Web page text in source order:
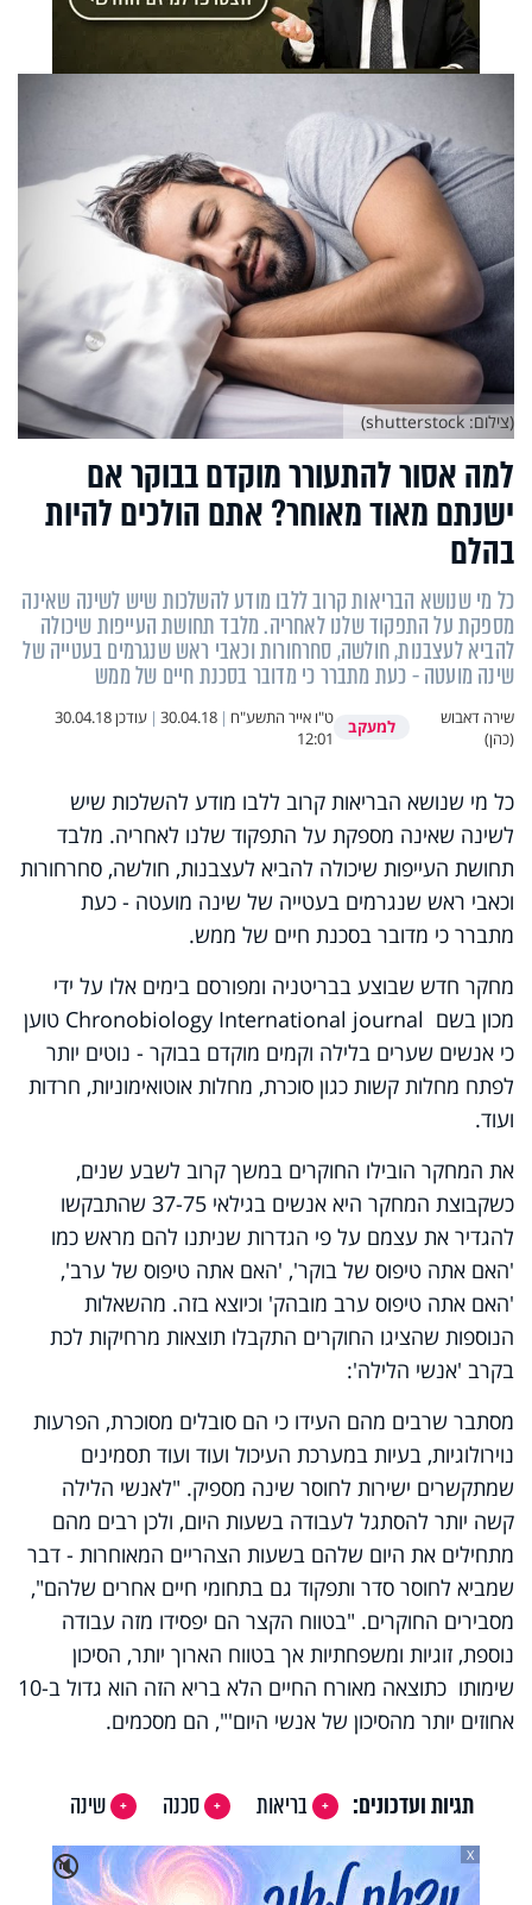
למה אסור להתעורר מוקדם בבוקר אם
ישנתם מאוד מאוחר? אתם הולכים להיות
בהלם
כל מי שנושא הבריאות קרוב ללבו מודע להשלכות שיש לשינה שאינה
מספקת על התפקוד שלנו לאחריה. מלבד תחושת העייפות שיכולה
להביא לעצבנות, חולשה, סחרחורות וכאבי ראש שנגרמים בעטייה של
שינה מועטה - כעת מתברר כי מדובר בסכנת חיים של ממש
שירה דאבוש
(כהן)
למעקב ט"ו אייר התשע"ח |
30.04.18
| עודכן30.04.18
12:01
(צילום: shutterstock)
כל מי שנושא הבריאות קרוב ללבו מודע להשלכות שיש
לשינה שאינה מספקת על התפקוד שלנו לאחריה. מלבד
תחושת העייפות שיכולה להביא לעצבנות, חולשה, סחרחורות
וכאבי ראש שנגרמים בעטייה של שינה מועטה - כעת
מתברר כי מדובר בסכנת חיים של ממש.
מחקר חדש שבוצע בבריטניה ומפורסם בימים אלו על ידי
מכון בשם Chronobiology International journal טוען
כי אנשים שערים בלילה וקמים מוקדם בבוקר - נוטים יותר
לפתח מחלות קשות כגון סוכרת, מחלות אוטואימוניות, חרדות
ועוד.
את המחקר הובילו החוקרים במשך קרוב לשבע שנים,
כשקבוצת המחקר היא אנשים בגילאי 37-75 שהתבקשו
להגדיר את עצמם על פי הגדרות שניתנו להם מראש כמו
'האם אתה טיפוס של בוקר', 'האם אתה טיפוס של ערב',
'האם אתה טיפוס ערב מובהק' וכיוצא בזה. מהשאלות
הנוספות שהציגו החוקרים התקבלו תוצאות מרחיקות לכת
בקרב 'אנשי הלילה':
מסתבר שרבים מהם העידו כי הם סובלים מסוכרת, הפרעות
נוירולוגיות, בעיות במערכת העיכול ועוד ועוד תסמינים
שמתקשרים ישירות לחוסר שינה מספיק. "לאנשי הלילה
קשה יותר להסתגל לעבודה בשעות היום, ולכן רבים מהם
מתחילים את היום שלהם בשעות הצהריים המאוחרות - דבר
שמביא לחוסר סדר ותפקוד גם בתחומי חיים אחרים שלהם",
מסבירים החוקרים. "בטווח הקצר הם יפסידו מזה עבודה
נוספת, זוגיות ומשפחתיות אך בטווח הארוך יותר, הסיכון
שימותו כתוצאה מאורח החיים הלא בריא הזה הוא גדול ב-10
אחוזים יותר מהסיכון של אנשי היום'", הם מסכמים.
תגיות ועדכונים: בריאות סכנה
שינה
🔇
X